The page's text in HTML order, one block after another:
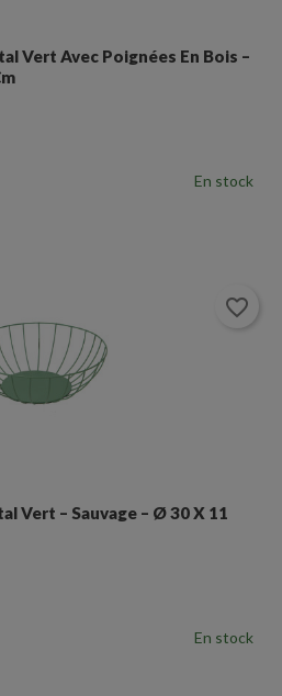
Vert Avec Poignées En Bois –
En stock
Vert – Sauvage – Ø 30 X 11
En stock
favorite_border